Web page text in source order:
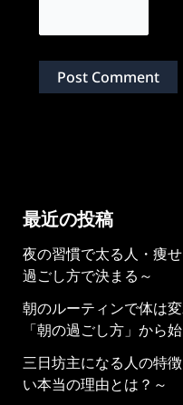
最近の投稿
夜の習慣で太る人・痩
過ごし方で決まる～
朝のルーティンで体は
「朝の過ごし方」から
三日坊主になる人の特
い本当の理由とは？～